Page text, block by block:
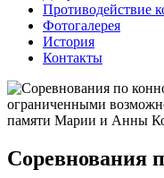
Противодействие
Фотогалерея
История
Контакты
Соревнования